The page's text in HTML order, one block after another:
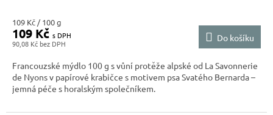
90,08 Kč
109 Kč
Měrná
cena:
109 Kč / 100 g
Do košíku
Francouzské mýdlo 100 g s vůní protěže alpské od La Savonnerie
de Nyons v papírové krabičce s motivem psa Svatého Bernarda –
jemná péče s horalským společníkem.